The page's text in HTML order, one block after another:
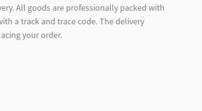
All goods are professionally packed with
a track and trace code. The delivery
your order.